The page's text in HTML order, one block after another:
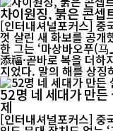
차이원징, 붉은 콘셉
[인터내셔널포커스] 중
껏 살린 새 화보를 공개
한 그는 ‘마상바오푸(
添福·곧바로 복을 더하
지었다. 말의 해를 상
52명 네 세대가 만
제
[인터내셔널포커스] 중